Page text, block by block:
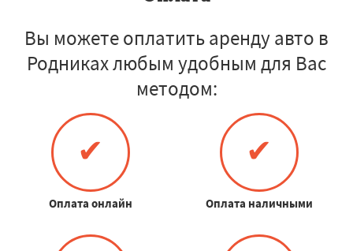
Вы можете оплатить аренду авто в
Родниках любым удобным для Вас
методом:
✔
Оплата онлайн
✔
Оплата наличными